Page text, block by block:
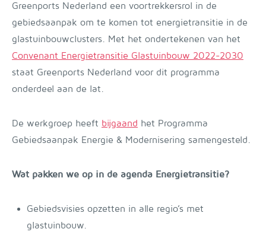
Greenports Nederland een voortrekkersrol in de
gebiedsaanpak om te komen tot energietransitie in de
glastuinbouwclusters. Met het ondertekenen van het
Convenant Energietransitie Glastuinbouw 2022-2030
staat Greenports Nederland voor dit programma
onderdeel aan de lat.
De werkgroep heeft bijgaand het Programma
Gebiedsaanpak Energie & Modernisering samengesteld.
Wat pakken we op in de agenda Energietransitie?
Gebiedsvisies opzetten in alle regio’s met
glastuinbouw.